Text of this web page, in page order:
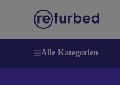
Alle Kategorien